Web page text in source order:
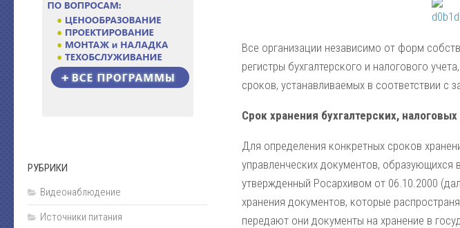
Все организации независимо от форм
регистры бухгалтерского и налогового
сроков, устанавливаемых в соответствии с
Срок хранения бухгалтерских,
Для определения конкретных сроков
управленческих документов, образующихся
утвержденный Росархивом от 06.10.2000
хранения документов, которые
передают они документы на хранение в
РУБРИКИ
Видеонаблюдение
Источники питания